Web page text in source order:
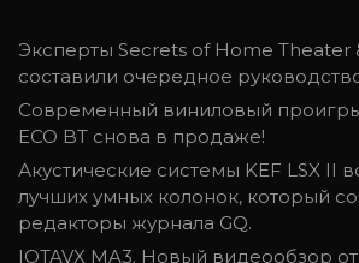
Эксперты Secrets of Home Theater
составили очередное
Современный виниловый
ECO BT снова в продаже!
Акустические системы KEF LSX II
лучших умных колонок, который
редакторы журнала GQ.
IOTAVX MA3. Новый видеообзор